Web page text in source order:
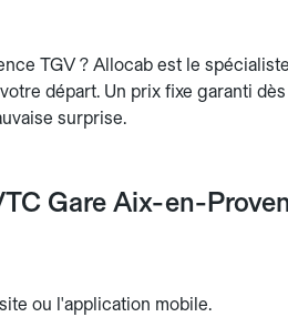
TGV ? Allocab est le
départ. Un prix fixe garanti
surprise.
Gare Aix-en-
ou l'application mobile.